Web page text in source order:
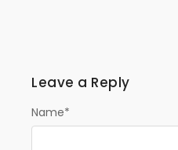
Leave a Reply
Name*